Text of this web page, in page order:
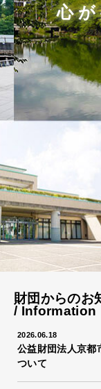
心
財団からのお
/ Information
2026.06.18
公益財団法人京都
ついて